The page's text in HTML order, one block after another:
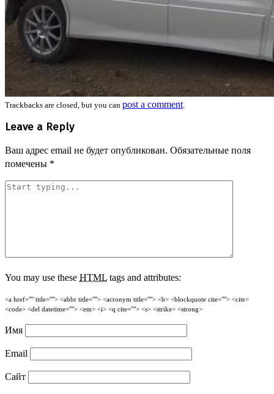
Trackbacks are closed, but you can post a comment.
Leave a Reply
Ваш адрес email не будет опубликован. Обязательные поля
помечены *
You may use these HTML tags and attributes:
<a href="" title=""> <abbr title=""> <acronym title=""> <b> <blockquote cite=""> <cite>
<code> <del datetime=""> <em> <i> <q cite=""> <s> <strike> <strong>
Имя
Email
Сайт